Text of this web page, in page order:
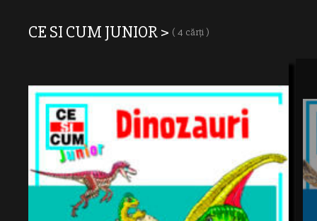
CE SI CUM JUNIOR > ( 4 cărți )